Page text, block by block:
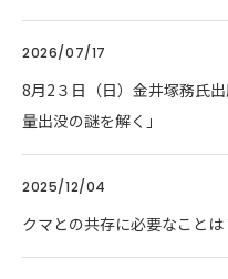
2026/07/17
8月2３日（日）金井塚務氏
量出没の謎を解く」
2025/12/04
クマとの共存に必要なこと